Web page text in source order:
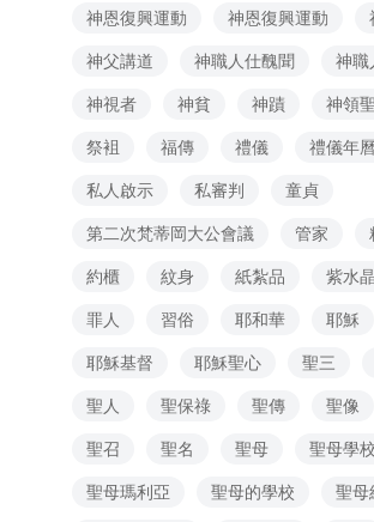
神恩復興運動
神恩復興運動
神父講道
神職人仕醜聞
神職
神視者
神貧 神蹟
神領
祭袓
福傳 禮儀
禮儀年曆
私人啟示
私審判
童貞
第二次梵蒂岡大公會議
管家
約櫃
紋身 紙紮品 紫水晶
罪人
習俗 耶和華
耶穌
耶穌基督
耶穌聖心 聖三
聖人
聖保祿 聖傳 聖像
聖召
聖名 聖母
聖母學校
聖母瑪利亞
聖母的學校
聖母